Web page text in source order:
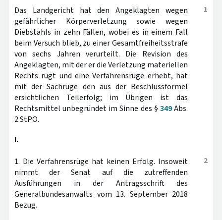
1
Das Landgericht hat den Angeklagten wegen
gefährlicher Körperverletzung sowie wegen
Diebstahls in zehn Fällen, wobei es in einem Fall
beim Versuch blieb, zu einer Gesamtfreiheitsstrafe
von sechs Jahren verurteilt. Die Revision des
Angeklagten, mit der er die Verletzung materiellen
Rechts rügt und eine Verfahrensrüge erhebt, hat
mit der Sachrüge den aus der Beschlussformel
ersichtlichen Teilerfolg; im Übrigen ist das
Rechtsmittel unbegründet im Sinne des § 349Abs.
2 StPO.
I.
2
1. Die Verfahrensrüge hat keinen Erfolg. Insoweit
nimmt der Senat auf die zutreffenden
Ausführungen in der Antragsschrift des
Generalbundesanwalts vom 13. September 2018
Bezug.